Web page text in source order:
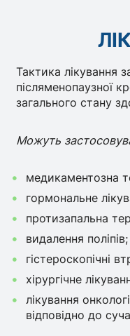
Тактика лікування
післяменопаузної
загального стану
Можуть
медикаментозна
гормональне
протизапальна
видалення поліпів;
гістероскопічні
хірургічне
лікування
відповідно до